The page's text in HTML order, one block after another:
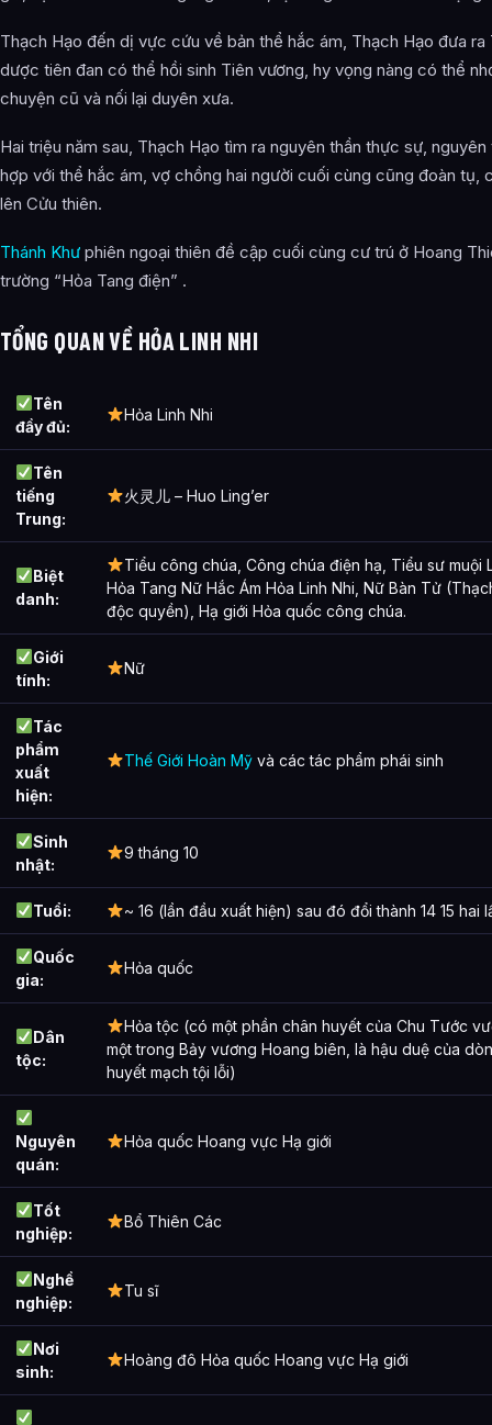
Thạch Hạo đến dị vực cứu về bản thể hắc ám, Thạch Hạo đưa ra
dược tiên đan có thể hồi sinh Tiên vương, hy vọng nàng có thể
chuyện cũ và nối lại duyên xưa.
Hai triệu năm sau, Thạch Hạo tìm ra nguyên thần thực sự, nguyên
hợp với thể hắc ám, vợ chồng hai người cuối cùng cũng đoàn tụ,
lên Cửu thiên.
Thánh Khư phiên ngoại thiên đề cập cuối cùng cư trú ở Hoang
trường “Hỏa Tang điện” .
TỔNG QUAN VỀ HỎA LINH NHI
Tên
đầy đủ:
Hỏa Linh Nhi
Tên
tiếng
Trung:
火灵儿 – Huo Ling’er
Biệt
danh:
Tiểu công chúa, Công chúa điện hạ, Tiểu sư muội
Hỏa Tang Nữ Hắc Ám Hỏa Linh Nhi, Nữ Bàn Tử
độc quyền), Hạ giới Hỏa quốc công chúa.
Giới
tính:
Nữ
Tác
phẩm
xuất
hiện:
Thế Giới Hoàn Mỹvà các tác phẩm phái sinh
Sinh
nhật:
9 tháng 10
Tuổi: ~ 16 (lần đầu xuất hiện) sau đó đổi thành 14 15 hai
Quốc
gia:
Hỏa quốc
Dân
tộc:
Hỏa tộc (có một phần chân huyết của Chu Tước
một trong Bảy vương Hoang biên, là hậu duệ của
huyết mạch tội lỗi)
Nguyên
quán:
Hỏa quốc Hoang vực Hạ giới
Tốt
nghiệp:
Bổ Thiên Các
Nghề
nghiệp:
Tu sĩ
Nơi
sinh:
Hoàng đô Hỏa quốc Hoang vực Hạ giới